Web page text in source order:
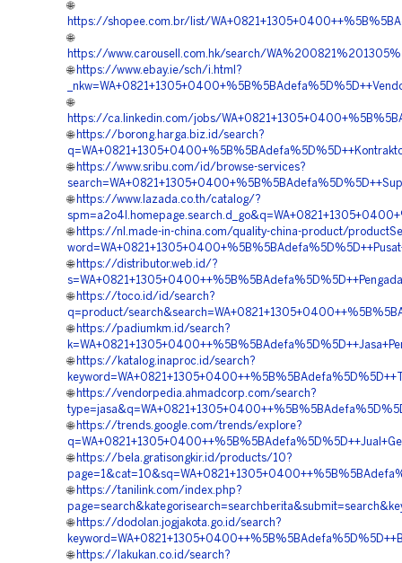
🌐
https://shopee.com.br/list/
🌐
https://www.carousell.com.hk/search/
🌐 https://www.ebay.ie/sch/i.html?
🌐
https://ca.linkedin.com/jobs/
🌐 https://borong.harga.biz.id/search?
🌐 https://www.sribu.com/id/browse-services?
🌐 https://www.lazada.co.th/catalog/?
🌐 https://nl.made-in-china.com/quality-china-product/
🌐 https://distributor.web.id/?
🌐 https://toco.id/id/search?
q=product/
🌐 https://padiumkm.id/search?
🌐 https://katalog.inaproc.id/search?
🌐 https://vendorpedia.ahmadcorp.com/search?
🌐 https://trends.google.com/trends/explore?
🌐 https://bela.gratisongkir.id/products/10?
🌐 https://tanilink.com/index.php?
🌐 https://dodolan.jogjakota.go.id/search?
🌐 https://lakukan.co.id/search?